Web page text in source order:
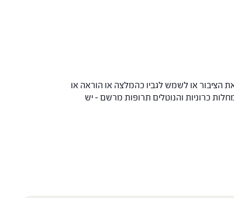
הציבור או לשמש לגביו כהמלצה או הוראה או
כרוניות והנוטלים תרופות מרשם – יש